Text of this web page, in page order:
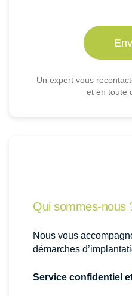
Un expert vous
et en toute
Qui sommes-nous
Nous vous
démarches
Service confidentiel